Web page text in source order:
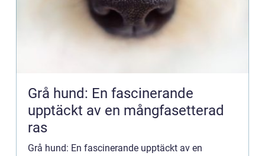
Grå hund: En fascinerande
upptäckt av en mångfasetterad
ras
Grå hund: En fascinerande upptäckt av en